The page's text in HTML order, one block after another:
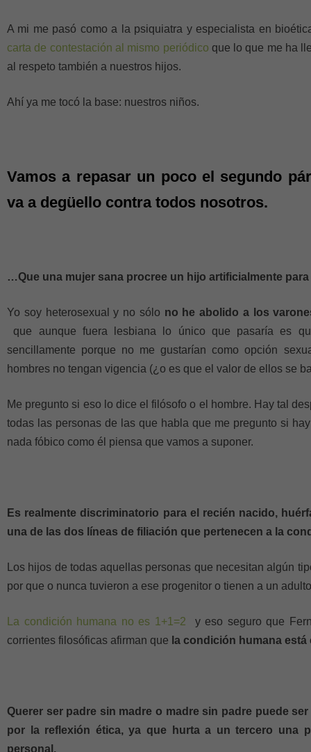
A mi me pasó como a la psiquiatra y especialista en
carta de contestación al mismo periódico que lo que me ha
al respeto también a nuestros hijos.
Ahí ya me tocó la base: nuestros niños.
Vamos a repasar un poco el segundo
va a degüello contra todos nosotros.
…Que una mujer sana procree un hijo artificialmente
Yo soy heterosexual y no sólo no he abolido a los
que aunque fuera lesbiana lo único que pasaría es
sencillamente porque no me gustarían como opción
hombres no tengan vigencia (¿o es que el valor de ellos se
Me pregunto si eso lo dice el filósofo o el hombre. Hay tal
todas las personas de las que habla que me pregunto si
nada fóbico como él piensa que vamos a suponer.
Es realmente discriminatorio para el recién nacido,
una de las dos líneas de filiación que pertenecen a la
Los hijos de todas aquellas personas que necesitan algún
por que o nunca tuvieron a ese progenitor o tienen a un
La condición humana no es 1+1=2
y eso seguro que
corrientes filosóficas afirman que la condición humana
Querer ser padre sin madre o madre sin padre puede
por la reflexión ética, ya que hurta a un tercero una
personal.